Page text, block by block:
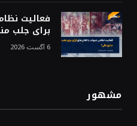
فعالیت
برای جلب
6 آگست 2026
مشهور